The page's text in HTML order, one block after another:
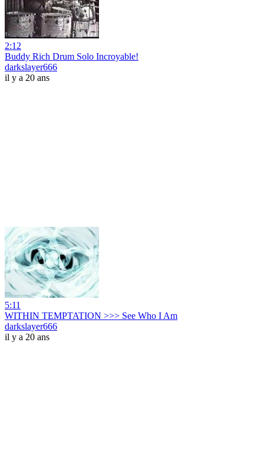
2:12
Buddy Rich Drum Solo Incroyable!
darkslayer666
il y a 20 ans
5:11
WITHIN TEMPTATION >>> See Who I Am
darkslayer666
il y a 20 ans